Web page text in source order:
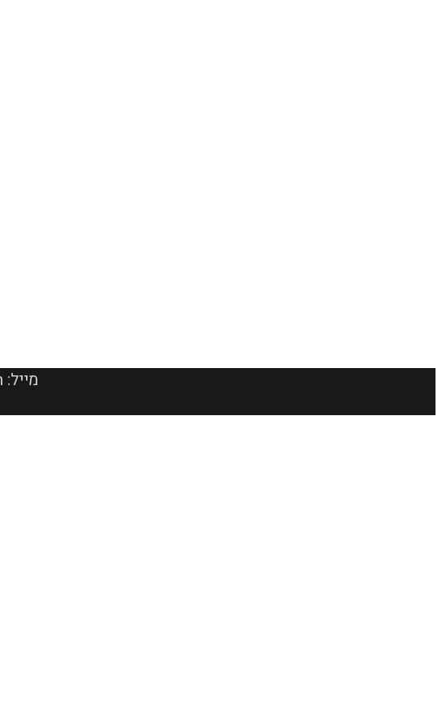
050-4555462 :טלפון | guy.sagy68@gmail.com :מייל